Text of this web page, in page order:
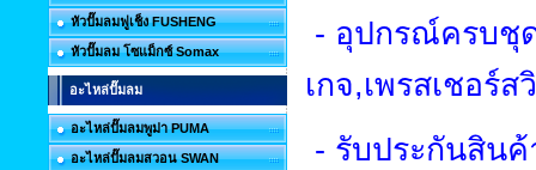
หัวปั๊มลมฟูเช็ง FUSHENG
หัวปั๊มลม โซแม็กซ์ Somax
อะไหล่ปั๊มลม
อะไหล่ปั๊มลมพูม่า PUMA
อะไหล่ปั๊มลมสวอน SWAN
- อุปกรณ์ครบชุ
เกจ,เพรสเชอร์ส
- รับประกันสิน